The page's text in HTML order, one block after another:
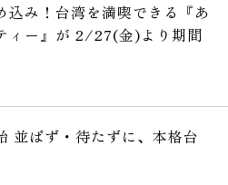
込み！台湾を満喫できる『あ
ィー』が 2/27(金)より期間
並ばず・待たずに、本格台